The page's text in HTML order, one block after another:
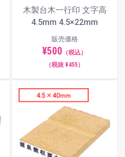
木製台木一行印 文字高
4.5mm 4.5×22mm
販売価格
¥500 （税込）
（税抜 ¥455）